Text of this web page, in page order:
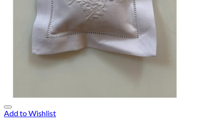
Add to Wishlist